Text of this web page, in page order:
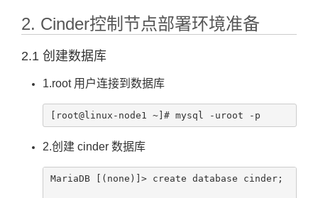
2. Cinder控制节点部署环境准备
2.1 创建数据库
1.root 用户连接到数据库
[root@linux-node1 ~]# mysql -uroot -p
2.创建 cinder 数据库
MariaDB [(none)]> create database cinder;